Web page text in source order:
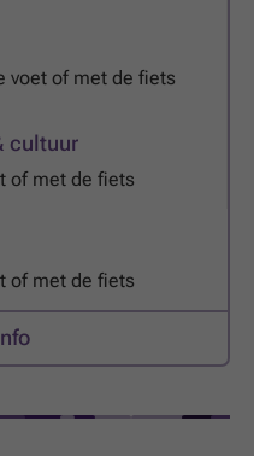
voet of met de fiets
cultuur
of met de fiets
of met de fiets